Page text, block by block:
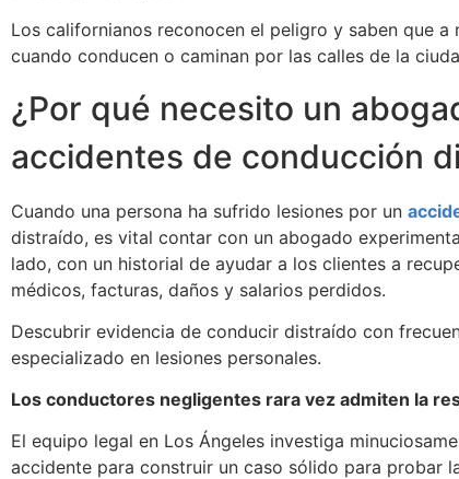
Los californianos reconocen el peligro y saben que
cuando conducen o caminan por las calles de la
¿Por qué necesito un
accidentes de conducción
Cuando una persona ha sufrido lesiones por un
distraído, es vital contar con un abogado
lado, con un historial de ayudar a los clientes a
médicos, facturas, daños y salarios perdidos.
Descubrir evidencia de conducir distraído con
especializado en lesiones personales.
Los conductores negligentes rara vez admiten la
El equipo legal en Los Ángeles investiga
accidente para construir un caso sólido para probar